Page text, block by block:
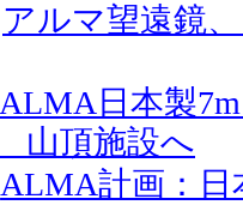
アルマ望遠鏡
ALMA日本製
山頂施設へ
ALMA計画：